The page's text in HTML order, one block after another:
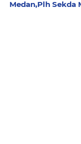
Medan,Plh Sekda